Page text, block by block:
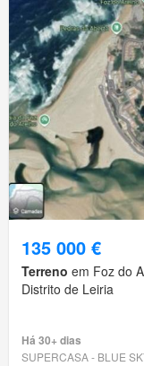
135 000 €
Terreno em Foz do
Distrito de Leiria
Há 30+ dias
SUPERCASA - BLUE